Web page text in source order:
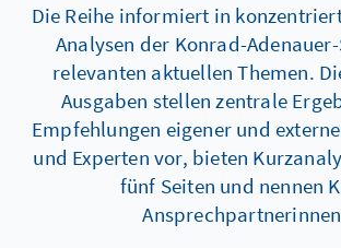
Die Reihe informiert in
Analysen der Konrad-
relevanten aktuellen Themen.
Ausgaben stellen zentrale
Empfehlungen eigener und
und Experten vor, bieten
fünf Seiten und nennen